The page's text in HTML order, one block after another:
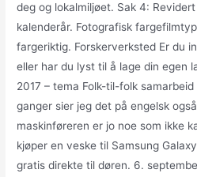
deg og lokalmiljøet. Sak 4:
kalenderår. Fotografisk
fargeriktig. Forskerverksted Er du
eller har du lyst til å lage din egen
2017 – tema Folk-til-folk
ganger sier jeg det på engelsk
maskinføreren er jo noe som ikke
kjøper en veske til Samsung
gratis direkte til døren. 6.